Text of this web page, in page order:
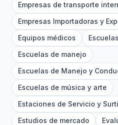
Empresas de transporte
Empresas Importadoras y
Equipos médicos
Escuelas de manejo
Escuelas de Manejo y
Escuelas de música y arte
Estaciones de Servicio y
Estudios de mercado